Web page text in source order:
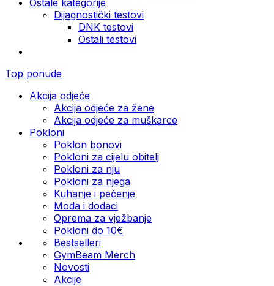
Dijagnostički testovi
DNK testovi
Ostali testovi
Top ponude
Akcija odjeće
Akcija odjeće za žene
Akcija odjeće za muškarce
Pokloni
Poklon bonovi
Pokloni za cijelu obitelj
Pokloni za nju
Pokloni za njega
Kuhanje i pečenje
Moda i dodaci
Oprema za vježbanje
Pokloni do 10€
Bestselleri
GymBeam Merch
Novosti
Akcije